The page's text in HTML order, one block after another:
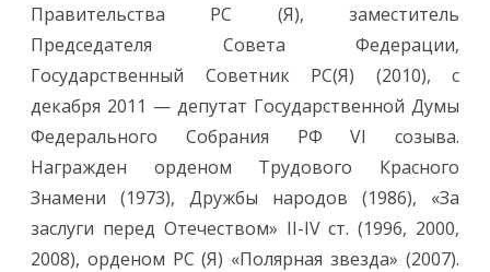
Правительства РС (Я), заместитель
Председателя Совета Федерации,
Государственный Советник РС(Я) (2010), с
декабря 2011 — депутат Государственной Думы
Федерального Собрания РФ VI созыва.
Награжден орденом Трудового Красного
Знамени (1973), Дружбы народов (1986), «За
заслуги перед Отечеством» II-IV ст. (1996, 2000,
2008), орденом РС (Я) «Полярная звезда» (2007).